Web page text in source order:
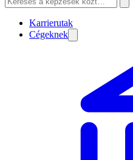
Karrierutak
Cégeknek